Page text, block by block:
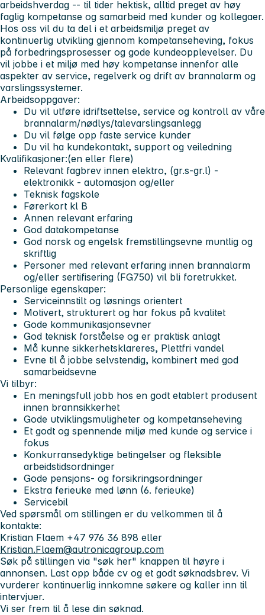
arbeidshverdag -- til tider hektisk, alltid preget av høy
faglig kompetanse og samarbeid med kunder og kollegaer.
Hos oss vil du ta del i et arbeidsmiljø preget av
kontinuerlig utvikling gjennom kompetanseheving, fokus
på forbedringsprosesser og gode kundeopplevelser. Du
vil jobbe i et miljø med høy kompetanse innenfor alle
aspekter av service, regelverk og drift av brannalarm og
varslingssystemer.
Arbeidsoppgaver:
Du vil utføre idriftsettelse, service og kontroll av våre
brannalarm/nødlys/talevarslingsanlegg
Du vil følge opp faste service kunder
Du vil ha kundekontakt, support og veiledning
Kvalifikasjoner:(en eller flere)
Relevant fagbrev innen elektro, (gr.s-gr.l) -
elektronikk - automasjon og/eller
Teknisk fagskole
Førerkort kl B
Annen relevant erfaring
God datakompetanse
God norsk og engelsk fremstillingsevne muntlig og
skriftlig
Personer med relevant erfaring innen brannalarm
og/eller sertifisering (FG750) vil bli foretrukket.
Personlige egenskaper:
Serviceinnstilt og løsnings orientert
Motivert, strukturert og har fokus på kvalitet
Gode kommunikasjonsevner
God teknisk forståelse og er praktisk anlagt
Må kunne sikkerhetsklareres, Plettfri vandel
Evne til å jobbe selvstendig, kombinert med god
samarbeidsevne
Vi tilbyr:
En meningsfull jobb hos en godt etablert produsent
innen brannsikkerhet
Gode utviklingsmuligheter og kompetanseheving
Et godt og spennende miljø med kunde og service i
fokus
Konkurransedyktige betingelser og fleksible
arbeidstidsordninger
Gode pensjons- og forsikringsordninger
Ekstra ferieuke med lønn (6. ferieuke)
Servicebil
Ved spørsmål om stillingen er du velkommen til å
kontakte:
Kristian Flaem +47 976 36 898 eller
Kristian.Flaem@autronicagroup.com
Søk på stillingen via "søk her" knappen til høyre i
annonsen. Last opp både cv og et godt søknadsbrev. Vi
vurderer kontinuerlig innkomne søkere og kaller inn til
intervjuer.
Vi ser frem til å lese din søknad.